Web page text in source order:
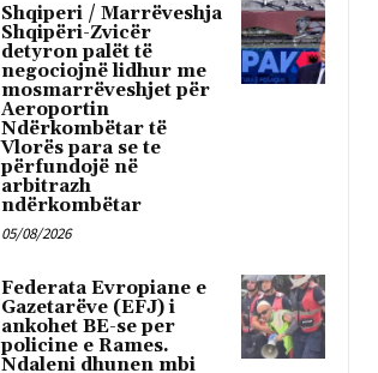
Shqiperi / Marrëveshja
Shqipëri-Zvicër
detyron palët të
negociojnë lidhur me
mosmarrëveshjet për
Aeroportin
Ndërkombëtar të
Vlorës para se te
përfundojë në
arbitrazh
ndërkombëtar
05/08/2026
Federata Evropiane e
Gazetarëve (EFJ) i
ankohet BE-se per
policine e Rames.
Ndaleni dhunen mbi